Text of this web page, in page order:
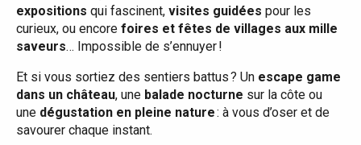
expositions qui fascinent, visites guidées pour les
curieux, ou encore foires et fêtes de villages aux mille
saveurs… Impossible de s’ennuyer !
Et si vous sortiez des sentiers battus ? Un escape game
dans un château, une balade nocturne sur la côte ou
une dégustation en pleine nature: à vous d’oser et de
savourer chaque instant.